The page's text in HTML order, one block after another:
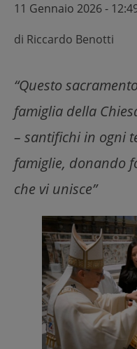
11 Gennaio 2026 -
di Riccardo Benotti
“Questo
famiglia della
– santifichi in ogni
famiglie, donando
che vi unisce”